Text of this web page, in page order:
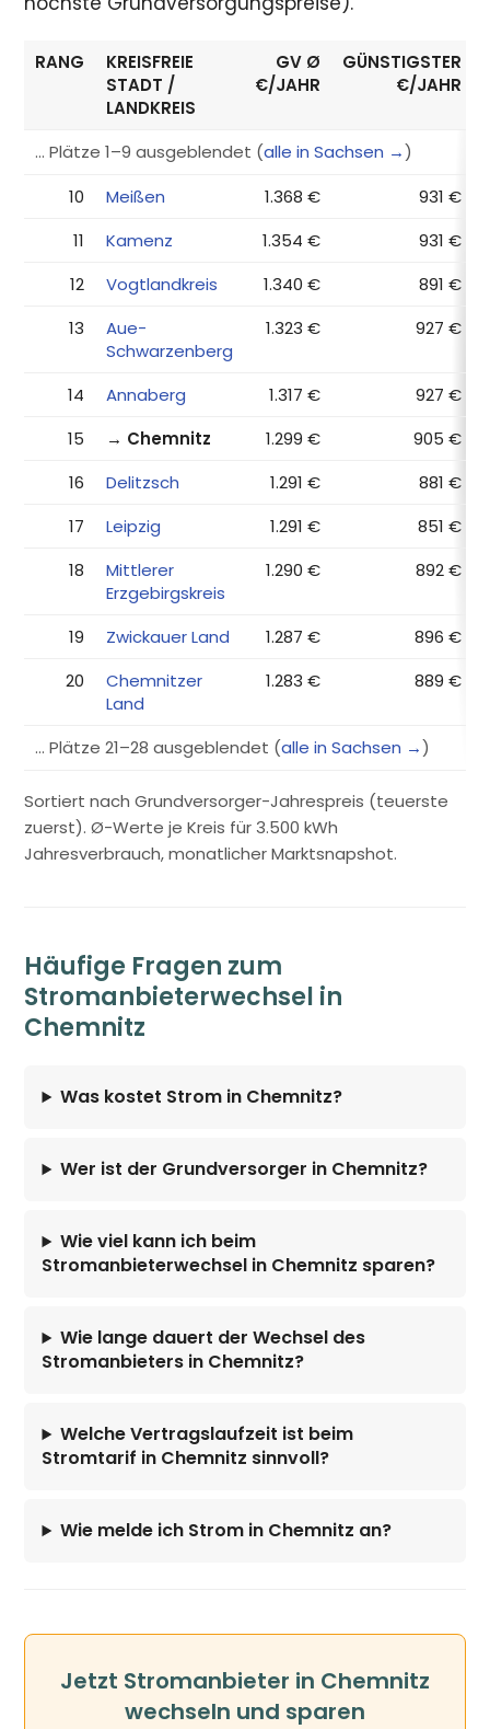
RANG
KREISFREIE
STADT /
LANDKREIS
GV Ø
€/JAHR
GÜNSTIGSTER
€/JAHR
… Plätze 1–9 ausgeblendet (alle in Sachsen →)
10
Meißen 1.368 €
931 €
11
Kamenz 1.354 €
931 €
12
Vogtlandkreis 1.340 €
891 €
13
Aue-
Schwarzenberg
1.323 € 927 €
14 Annaberg 1.317 €
927 €
15
→ Chemnitz 1.299 €
905 €
16
Delitzsch 1.291 €
881 €
17
Leipzig 1.291 €
851 €
18
Mittlerer
Erzgebirgskreis
1.290 € 892 €
19 Zwickauer Land 1.287 €
896 €
20
Chemnitzer
Land
1.283 € 889 €
… Plätze 21–28 ausgeblendet (alle in Sachsen →)
Sortiert nach Grundversorger-Jahrespreis (teuerste
zuerst). Ø-Werte je Kreis für 3.500 kWh
Jahresverbrauch, monatlicher Marktsnapshot.
Häufige Fragen zum
Stromanbieterwechsel in
Chemnitz
Was kostet Strom in Chemnitz?
Wer ist der Grundversorger in Chemnitz?
Wie viel kann ich beim
Stromanbieterwechsel in Chemnitz sparen?
Wie lange dauert der Wechsel des
Stromanbieters in Chemnitz?
Welche Vertragslaufzeit ist beim
Stromtarif in Chemnitz sinnvoll?
Wie melde ich Strom in Chemnitz an?
Jetzt Stromanbieter in Chemnitz
wechseln und sparen